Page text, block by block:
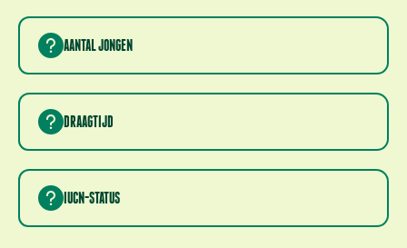
AANTAL JONGEN
DRAAGTIJD
IUCN-STATUS